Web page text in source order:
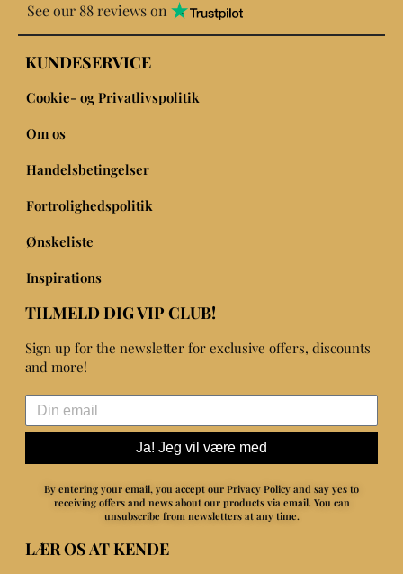
See our 88 reviews on
KUNDESERVICE
Cookie- og Privatlivspolitik
Om os
Handelsbetingelser
Fortrolighedspolitik
Ønskeliste
Inspirations
TILMELD DIG VIP CLUB!
Sign up for the newsletter for exclusive offers, discounts
and more!
Ja! Jeg vil være med
By entering your email, you accept our Privacy Policy and say yes to
receiving offers and news about our products via email. You can
unsubscribe from newsletters at any time.
LÆR OS AT KENDE